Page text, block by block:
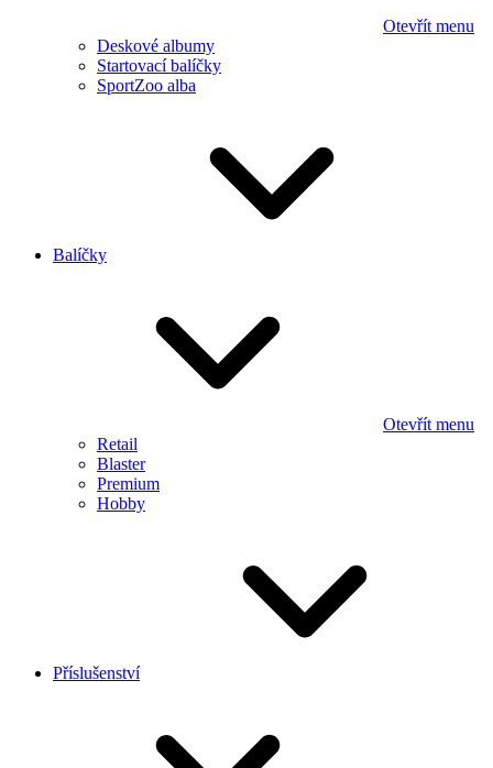
Otevřít menu
Deskové albumy
Startovací balíčky
SportZoo alba
Balíčky
Otevřít menu
Retail
Blaster
Premium
Hobby
Příslušenství